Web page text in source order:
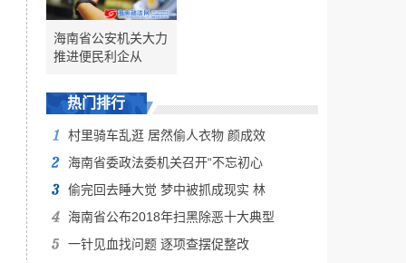
海南省公安机关大力
推进便民利企从
热门排行
村里骑车乱逛 居然偷人衣物 颜成效
海南省委政法委机关召开“不忘初心
偷完回去睡大觉 梦中被抓成现实 林
海南省公布2018年扫黑除恶十大典型
一针见血找问题 逐项查摆促整改